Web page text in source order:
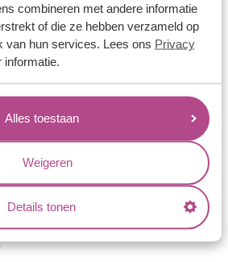
combineren met andere informatie
of die ze hebben verzameld op
van hun services. Lees ons Privacy
Alles toestaan
Weigeren
Details tonen